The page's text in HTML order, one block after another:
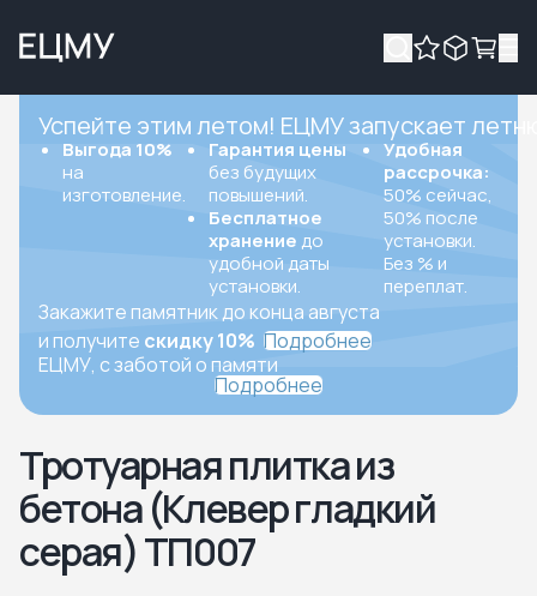
Успейте этим летом! ЕЦМУ запускает
Выгода 10%
на
изготовление.
Гарантия цены
без будущих
повышений.
Бесплатное
хранение до
удобной даты
установки.
Удобная
рассрочка:
50% сейчас,
50% после
установки.
Без % и
переплат.
Закажите памятник до конца августа
и получите скидку 10% Подробнее
ЕЦМУ, с заботой о памяти
Подробнее
Тротуарная плитка из
бетона (Клевер гладкий
серая) ТП007